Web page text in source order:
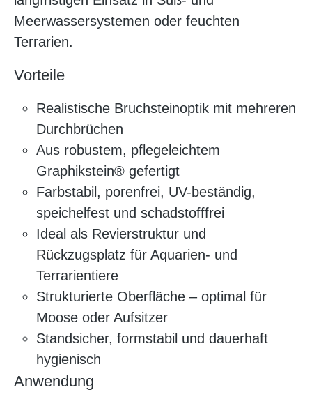
Meerwassersystemen oder feuchten
Terrarien.
Vorteile
Realistische Bruchsteinoptik mit mehreren
Durchbrüchen
Aus robustem, pflegeleichtem
Graphikstein® gefertigt
Farbstabil, porenfrei, UV-beständig,
speichelfest und schadstofffrei
Ideal als Revierstruktur und
Rückzugsplatz für Aquarien- und
Terrarientiere
Strukturierte Oberfläche – optimal für
Moose oder Aufsitzer
Standsicher, formstabil und dauerhaft
hygienisch
Anwendung